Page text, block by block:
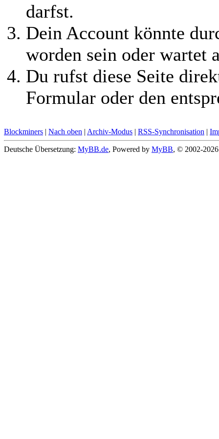
darfst.
Dein Account könnte
worden sein oder wartet
Du rufst diese Seite
Formular oder den
Blockminers | Nach oben | Archiv-Modus | RSS-Synchronisation |
Deutsche Übersetzung: MyBB.de, Powered by MyBB, © 2002-